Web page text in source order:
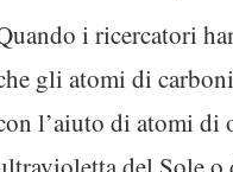
i ricercatori
gli atomi di
l’aiuto di atomi di